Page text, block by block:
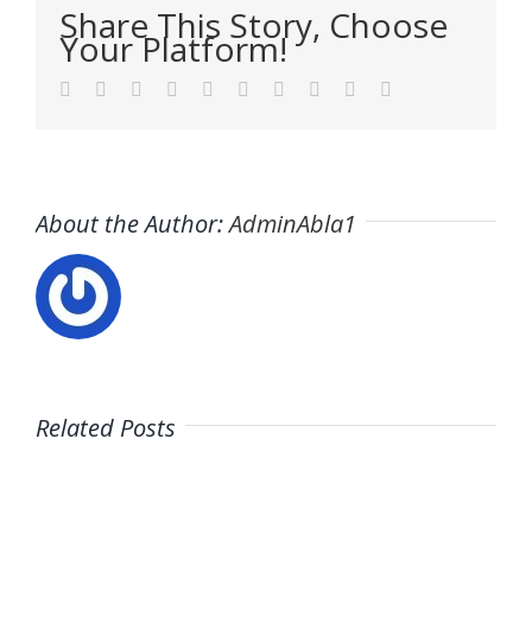
Share This Story, Choose
Your Platform!
Facebook
TwitterLinkedIn
Reddit WhatsApp
TumblrPinterest Xing
About the Author:AdminAbla1
Related Posts